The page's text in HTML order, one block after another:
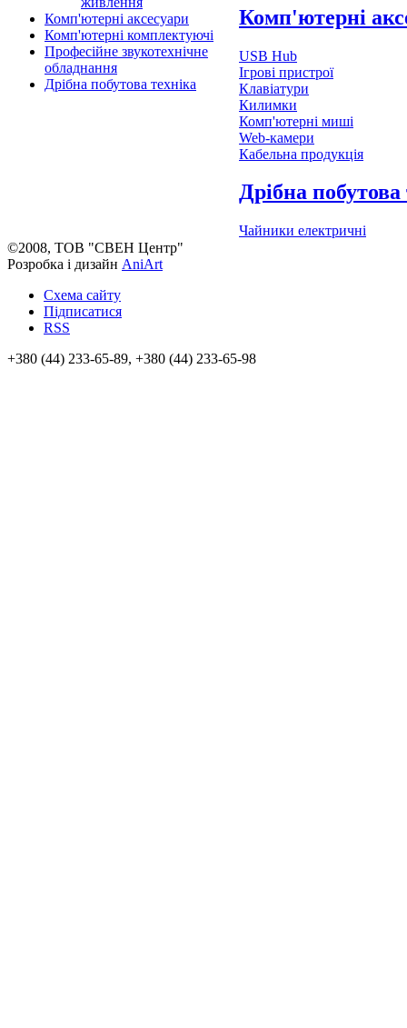
Комп'ютерні аксесуари
Комп'ютерні комплектуючі
Професійне звукотехнічне
обладнання
Дрібна побутова техніка
Комп'ютерні
USB Hub
Ігрові пристрої
Клавіатури
Килимки
Комп'ютерні миші
Web-камери
Кабельна продукція
Дрібна побутова
Чайники електричні
©2008, ТОВ "СВЕН Центр"
Розробка і дизайн AniArt
Схема сайту
Підписатися
RSS
+380 (44) 233-65-89, +380 (44) 233-65-98